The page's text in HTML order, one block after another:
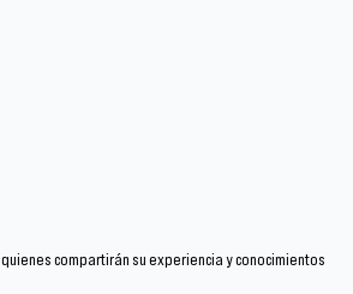
compartirán su experiencia y conocimientos